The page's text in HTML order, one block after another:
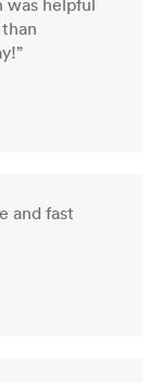
and fast